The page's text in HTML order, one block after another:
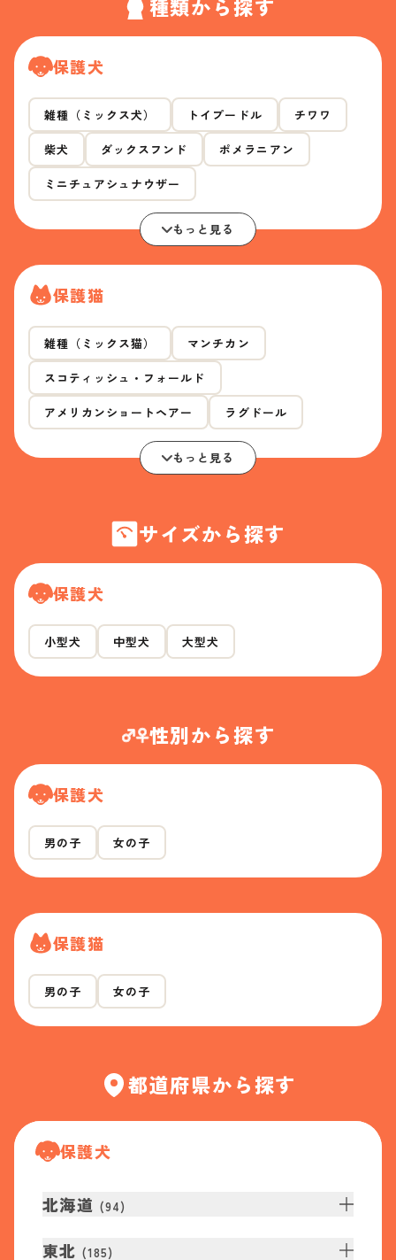
種類から探す
保護犬
雑種（ミックス犬） トイプードル チワワ
柴犬 ダックスフンド ポメラニアン
ミニチュアシュナウザー
もっと見る
保護猫
雑種（ミックス猫） マンチカン
スコティッシュ・フォールド
アメリカンショートヘアー ラグドール
もっと見る
サイズから探す
保護犬
小型犬 中型犬 大型犬
性別から探す
保護犬
男の子 女の子
保護猫
男の子 女の子
都道府県から探す
保護犬
北海道 (94)
東北 (185)